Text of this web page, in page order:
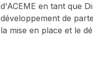
d'ACEME en tant que
développement de
la mise en place et le